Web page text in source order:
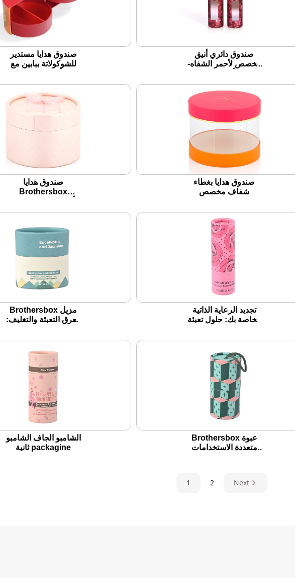
صندوق هدايا مستدير
للشوكولاتة ببابين مع
صندوق دائري أنيق
مخصص لأحمر الشفاه-
التجميل الخاصة بك
صندوق هدايا
Brothersbox
ورائع ، وقابل
صندوق هدايا بغطاء
شفاف مخصص
Brothersbox مزيل
العرق التعبئة والتغليف:
من البلاستيك ، الرعاية
تجديد الرعاية الذاتية
الخاصة بك: حلول تعبئة
بالبشرة بالزيت الصلب
الشامبو الجاف الشامبو
ثانية packagine
Brothersbox عبوة
متعددة الاستخدامات
1 2 Next